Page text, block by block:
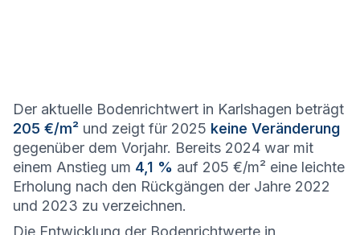
Der aktuelle Bodenrichtwert in Karlshagen beträgt
205 €/m² und zeigt für 2025 keine Veränderung
gegenüber dem Vorjahr. Bereits 2024 war mit
einem Anstieg um 4,1 % auf 205 €/m² eine leichte
Erholung nach den Rückgängen der Jahre 2022
und 2023 zu verzeichnen.
Die Entwicklung der Bodenrichtwerte in